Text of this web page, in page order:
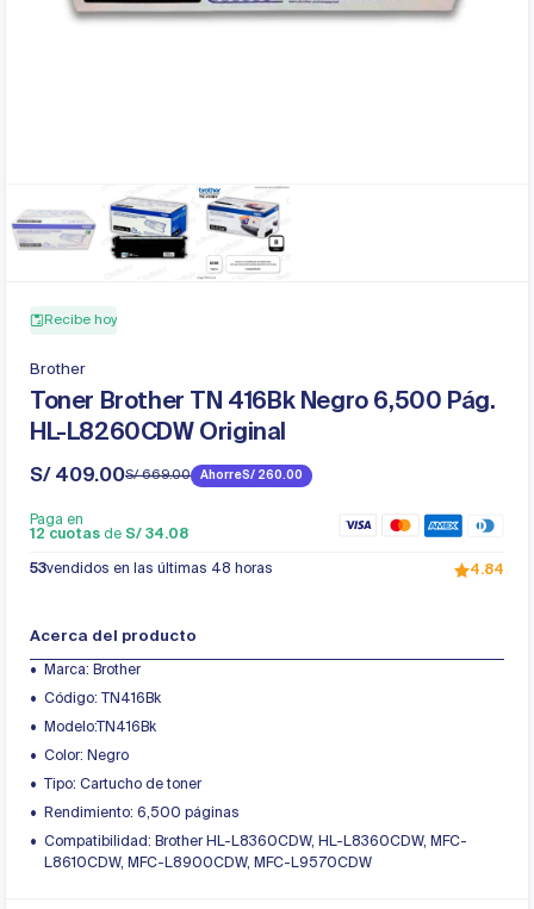
Recibe hoy
Brother
Toner Brother TN 416Bk Negro 6,500 Pág.
HL-L8260CDW Original
Precio
venta
S/ 409.00
Precio
S/ 669.00 AhorreS/ 260.00
Paga en
12 cuotas de S/ 34.08
53vendidos en las últimas 48 horas 4.84
Acerca del producto
Marca: Brother
Código: TN416Bk
Modelo:TN416Bk
Color: Negro
Tipo: Cartucho de toner
Rendimiento: 6,500 páginas
Compatibilidad: Brother HL-L8360CDW, HL-L8360CDW, MFC-
L8610CDW, MFC-L8900CDW, MFC-L9570CDW